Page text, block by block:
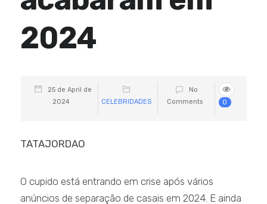
2024
25 de April de
2024
CELEBRIDADES
No
Comments
0
TATAJORDAO
O cupido está entrando em crise após vários
anúncios de separação de casais em 2024. E ainda